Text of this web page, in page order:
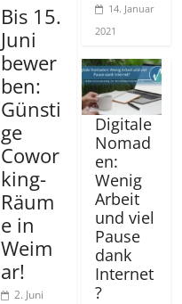
Bis 15.
Juni
bewer
ben:
Günsti
ge
Cowor
king-
Räum
e in
Weim
ar!
2. Juni
14. Januar
2021
Digitale
Nomad
en:
Wenig
Arbeit
und viel
Pause
dank
Internet
?